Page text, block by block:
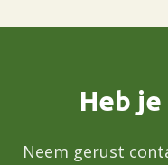
Heb
Neem gerust